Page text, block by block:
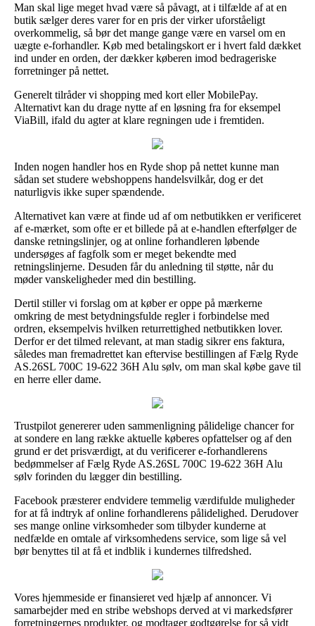
Man skal lige meget hvad være så påvagt, at i tilfælde af at en
butik sælger deres varer for en pris der virker uforståeligt
overkommelig, så bør det mange gange være en varsel om en
uægte e-forhandler. Køb med betalingskort er i hvert fald dækket
ind under en orden, der dækker køberen imod bedrageriske
forretninger på nettet.
Generelt tilråder vi shopping med kort eller MobilePay.
Alternativt kan du drage nytte af en løsning fra for eksempel
ViaBill, ifald du agter at klare regningen ude i fremtiden.
Inden nogen handler hos en Ryde shop på nettet kunne man
sådan set studere webshoppens handelsvilkår, dog er det
naturligvis ikke super spændende.
Alternativet kan være at finde ud af om netbutikken er verificeret
af e-mærket, som ofte er et billede på at e-handlen efterfølger de
danske retningslinjer, og at online forhandleren løbende
undersøges af fagfolk som er meget bekendte med
retningslinjerne. Desuden får du anledning til støtte, når du
møder vanskeligheder med din bestilling.
Dertil stiller vi forslag om at køber er oppe på mærkerne
omkring de mest betydningsfulde regler i forbindelse med
ordren, eksempelvis hvilken returrettighed netbutikken lover.
Derfor er det tilmed relevant, at man stadig sikrer ens faktura,
således man fremadrettet kan eftervise bestillingen af Fælg Ryde
AS.26SL 700C 19-622 36H Alu sølv, om man skal købe gave til
en herre eller dame.
Trustpilot genererer uden sammenligning pålidelige chancer for
at sondere en lang række aktuelle køberes opfattelser og af den
grund er det prisværdigt, at du verificerer e-forhandlerens
bedømmelser af Fælg Ryde AS.26SL 700C 19-622 36H Alu
sølv forinden du lægger din bestilling.
Facebook præsterer endvidere temmelig værdifulde muligheder
for at få indtryk af online forhandlerens pålidelighed. Derudover
ses mange online virksomheder som tilbyder kunderne at
nedfælde en omtale af virksomhedens service, som lige så vel
bør benyttes til at få et indblik i kundernes tilfredshed.
Vores hjemmeside er finansieret ved hjælp af annoncer. Vi
samarbejder med en stribe webshops derved at vi markedsfører
forretningernes produkter, og modtager godtgørelse for så vidt